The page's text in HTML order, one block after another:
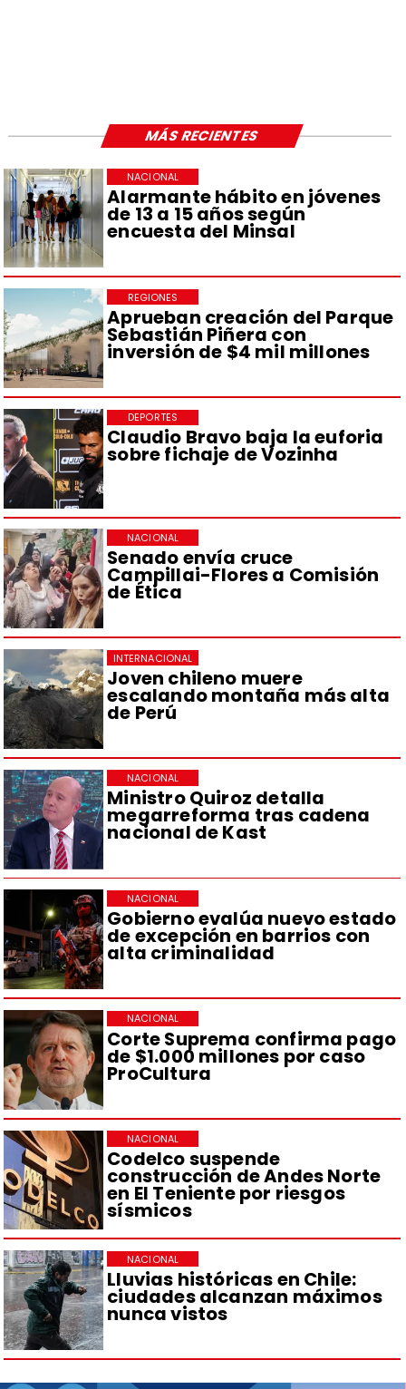
Alarmante hábito en jóvenes
de 13 a 15 años según
encuesta del Minsal
NACIONAL
Aprueban creación del Parque
Sebastián Piñera con
inversión de $4 mil millones
REGIONES
Claudio Bravo baja la euforia
sobre fichaje de Vozinha
DEPORTES
Senado envía cruce
Campillai-Flores a Comisión
de Ética
NACIONAL
Joven chileno muere
escalando montaña más alta
de Perú
INTERNACIONAL
Ministro Quiroz detalla
megarreforma tras cadena
nacional de Kast
NACIONAL
Gobierno evalúa nuevo estado
de excepción en barrios con
alta criminalidad
NACIONAL
Corte Suprema confirma pago
de $1.000 millones por caso
ProCultura
NACIONAL
Codelco suspende
construcción de Andes Norte
en El Teniente por riesgos
sísmicos
NACIONAL
Lluvias históricas en Chile:
ciudades alcanzan máximos
nunca vistos
NACIONAL
MÁS RECIENTES